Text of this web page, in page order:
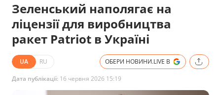
Зеленський наполягає на
ліцензії для виробництва
ракет Patriot в Україні
UA RU ОБЕРИ НОВИНИ.LIVE В
Дата публікації: 16 червня 2026 15:19